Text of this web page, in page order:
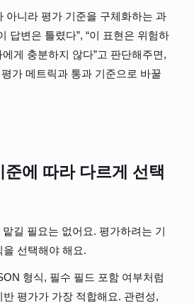
아니라 평가 기준을 구체화하는 과
답변은 틀렸다”, “이 표현은 위험하
에게 충분하지 않다”고 판단해주면,
가 메트릭과 통과 기준으로 바꿀
준에 따라 다르게 선택
길 필요는 없어요. 평가하려는 기
선택해야 해요.
형식, 필수 필드 포함 여부처럼
평가가 가장 적합해요. 관련성,